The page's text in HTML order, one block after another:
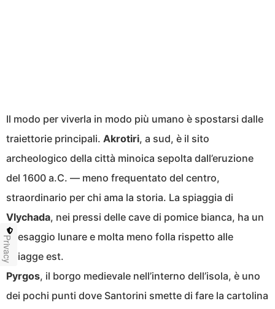
Il modo per viverla in modo più umano è spostarsi dalle
traiettorie principali. Akrotiri, a sud, è il sito
archeologico della città minoica sepolta dall’eruzione
del 1600 a.C. — meno frequentato del centro,
straordinario per chi ama la storia. La spiaggia di
Vlychada, nei pressi delle cave di pomice bianca, ha un
paesaggio lunare e molta meno folla rispetto alle
spiagge est.
Pyrgos, il borgo medievale nell’interno dell’isola, è uno
dei pochi punti dove Santorini smette di fare la cartolina
Privacy